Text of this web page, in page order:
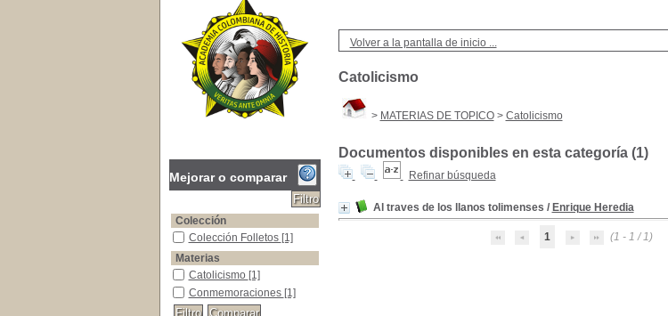
Volver a la pantalla de inicio ...
Catolicismo
> MATERIAS DE TOPICO> Catolicismo
Documentos disponibles en esta categoría (1)
Refinar búsqueda
Al traves de los llanos tolimenses / Enrique Heredia
1 (1 - 1 / 1)
Mejorar o comparar
Colección
Colección Folletos
Colección Folletos [1]
Materias
Catolicismo
Catolicismo [1]
Conmemoraciones
Conmemoraciones [1]